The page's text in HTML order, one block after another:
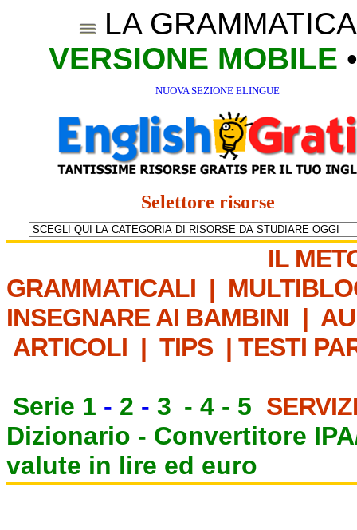
LA
VERSIONE MOBILE
NUOVA SEZIONE ELINGUE
Selettore risorse
IL
GRAMMATICALI |
INSEGNARE AI BAMBINI |
ARTICOLI | TIPS | TESTI
Serie 1 - 2 - 3 - 4 - 5
Dizionario - Convertitore
valute in lire ed euro